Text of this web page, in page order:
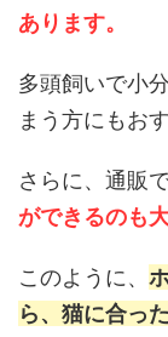
あります。
多頭飼いで小
まう方にもお
さらに、通販
ができるのも
このように、
ら、猫に合っ